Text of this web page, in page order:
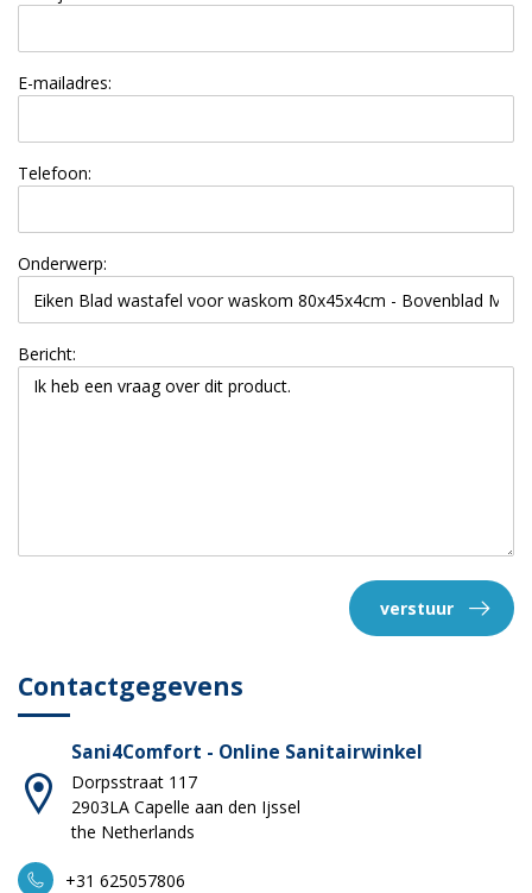
E-mailadres:
Telefoon:
Onderwerp:
Bericht:
verstuur
Contactgegevens
+31 625057806
Sani4Comfort - Online Sanitairwinkel
Dorpsstraat 117
2903LA Capelle aan den Ijssel
the Netherlands